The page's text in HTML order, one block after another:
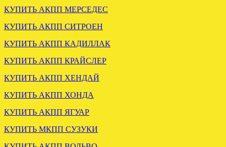
ОТПРАВЛЕН РЕДУКТОР
МИТСУБИСИ СПЭЙС
ВАГОН 2.0 4WD
КУПИТЬ АКПП МЕРСЕДЕС
КУПИТЬ АКПП СИТРОЕН
КУПИТЬ АКПП КАДИЛЛАК
КУПИТЬ АКПП КРАЙСЛЕР
КУПИТЬ АКПП ХЕНДАЙ
КУПИТЬ АКПП ХОНДА
КУПИТЬ АКПП ЯГУАР
КУПИТЬ МКПП СУЗУКИ